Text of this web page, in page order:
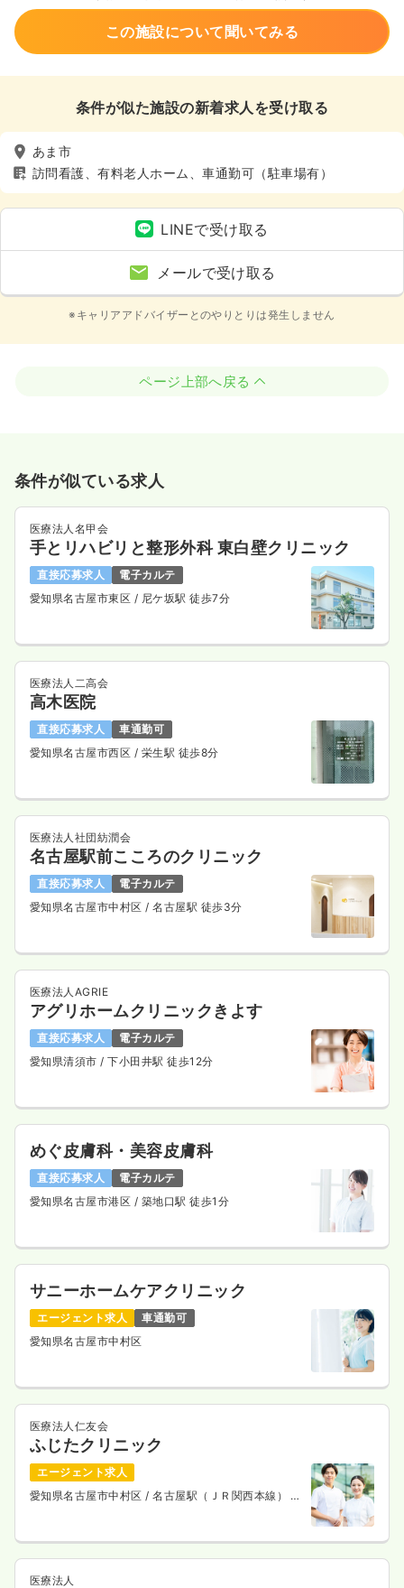
この施設について聞いてみる
条件が似た施設の新着求人を受け取る
あま市
訪問看護、有料老人ホーム、車通勤可（駐車場有）
LINEで受け取る
メールで受け取る
※キャリアアドバイザーとのやりとりは発生しません
ページ上部へ戻る
条件が似ている求人
医療法人名甲会
手とリハビリと整形外科 東白壁クリニック
直接応募求人
電子カルテ
愛知県名古屋市東区 / 尼ケ坂駅 徒歩7分
医療法人二高会
高木医院
直接応募求人
車通勤可
愛知県名古屋市西区 / 栄生駅 徒歩8分
医療法人社団紡潤会
名古屋駅前こころのクリニック
直接応募求人
電子カルテ
愛知県名古屋市中村区/ 名古屋駅 徒歩3分
医療法人AGRIE
アグリホームクリニックきよす
直接応募求人
電子カルテ
愛知県清須市/ 下小田井駅 徒歩12分
めぐ皮膚科・美容皮膚科
直接応募求人
電子カルテ
愛知県名古屋市港区 / 築地口駅 徒歩1分
サニーホームケアクリニック
エージェント求人
車通勤可
愛知県名古屋市中村区
医療法人仁友会
ふじたクリニック
エージェント求人
愛知県名古屋市中村区/ 名古屋駅（ＪＲ関西本線） 徒
医療法人